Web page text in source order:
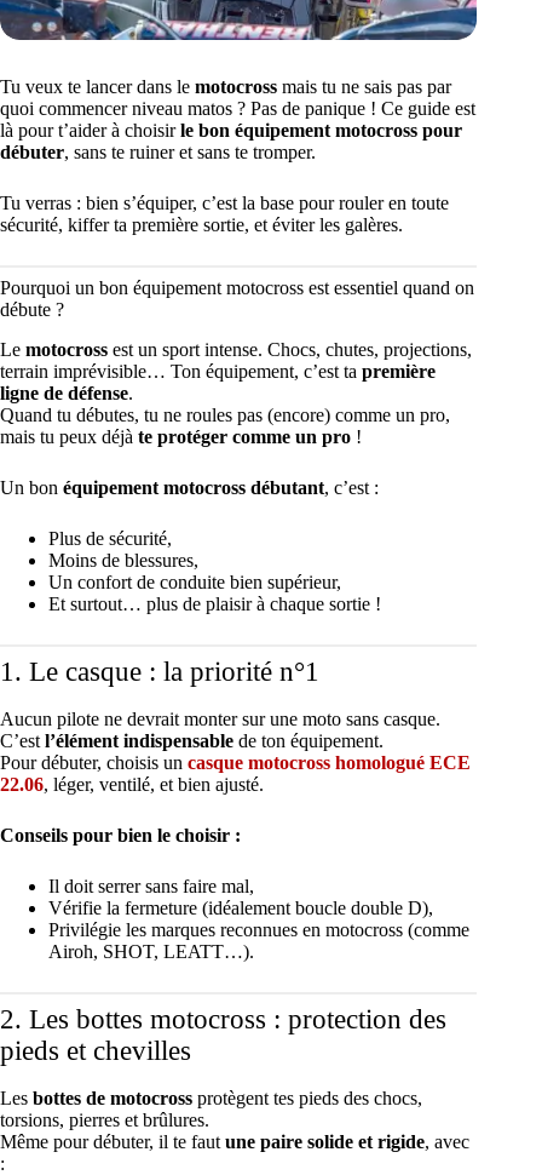
Tu veux te lancer dans le motocross mais tu ne sais pas par
quoi commencer niveau matos ? Pas de panique ! Ce guide est
là pour t’aider à choisirle bon équipement motocross pour
débuter, sans te ruiner et sans te tromper.
Tu verras : bien s’équiper, c’est la base pour rouler en toute
sécurité, kiffer ta première sortie, et éviter les galères.
Pourquoi un bon équipement motocross est essentiel quand on
débute ?
Le motocross est un sport intense. Chocs, chutes, projections,
terrain imprévisible… Ton équipement, c’est ta première
ligne de défense.
Quand tu débutes, tu ne roules pas (encore) comme un pro,
mais tu peux déjà te protéger comme un pro !
Un bon équipement motocross débutant, c’est :
Plus de sécurité,
Moins de blessures,
Un confort de conduite bien supérieur,
Et surtout… plus de plaisir à chaque sortie !
1. Le casque : la priorité n°1
Aucun pilote ne devrait monter sur une moto sans casque.
C’est l’élément indispensable de ton équipement.
Pour débuter, choisis un casque motocross homologué ECE
22.06, léger, ventilé, et bien ajusté.
Conseils pour bien le choisir :
Il doit serrer sans faire mal,
Vérifie la fermeture (idéalement boucle double D),
Privilégie les marques reconnues en motocross (comme
Airoh, SHOT, LEATT…).
2. Les bottes motocross : protection des
pieds et chevilles
Les bottes de motocross protègent tes pieds des chocs,
torsions, pierres et brûlures.
Même pour débuter, il te faut une paire solide et rigide, avec
: